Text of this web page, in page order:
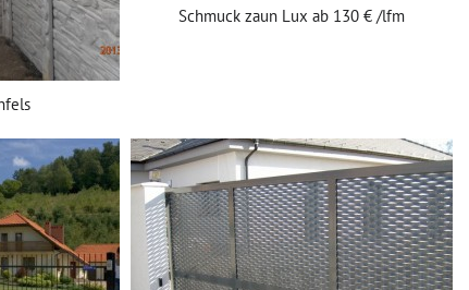
Schmuck zaun Lux ab 130 € /lfm